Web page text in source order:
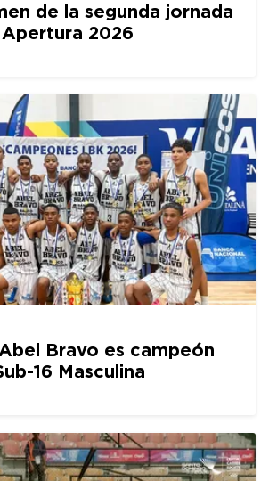
de la segunda jornada
2026
Bravo es campeón
16 Masculina